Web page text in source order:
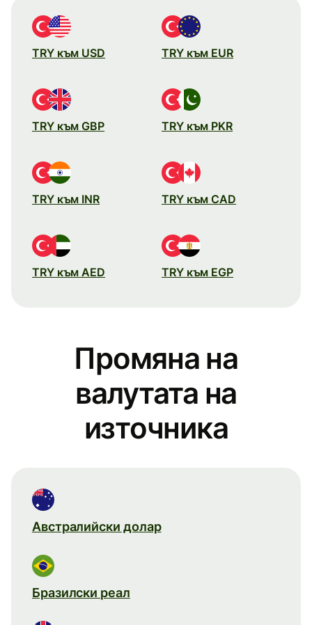
TRY към USD TRY към EUR
TRY към GBP TRY към PKR
TRY към INR TRY към CAD
TRY към AED TRY към EGP
Промяна на
валутата на
източника
Австралийски долар
Бразилски реал